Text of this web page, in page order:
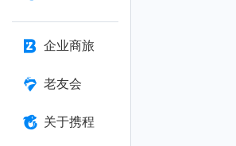
企业商旅
老友会
关于携程